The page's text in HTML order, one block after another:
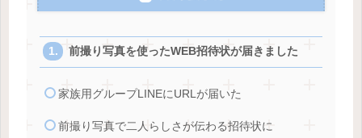
前撮り写真を使ったWEB招待状が届きました
家族用グループLINEにURLが届いた
前撮り写真で二人らしさが伝わる招待状に